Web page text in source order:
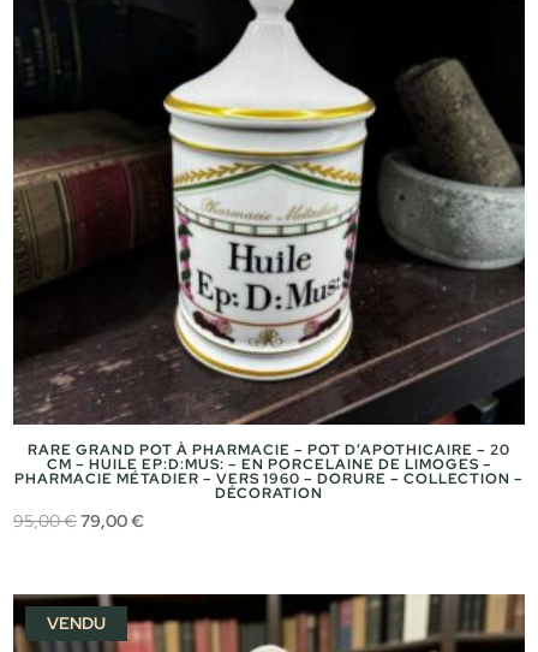
RARE GRAND POT À PHARMACIE – POT D’APOTHICAIRE – 20
CM – HUILE EP:D:MUS: – EN PORCELAINE DE LIMOGES –
PHARMACIE MÉTADIER – VERS 1960 – DORURE – COLLECTION –
DÉCORATION
95,00€Le
était :
95,00 €.
79,00€Le
est :
79,00 €.
VENDU